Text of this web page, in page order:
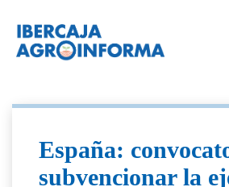
España:
subvencionar la